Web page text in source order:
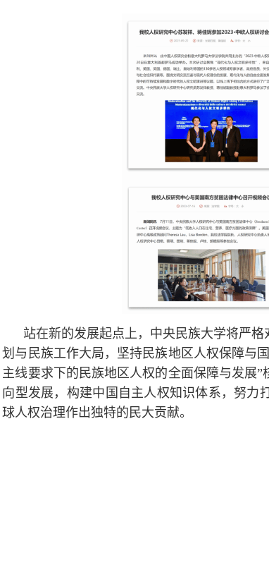
站在新的发展起点上，中央民族大学将严
划与民族工作大局，坚持民族地区人权保障与
主线要求下的民族地区人权的全面保障与发展
向型发展，构建中国自主人权知识体系，努力
球人权治理作出独特的民大贡献。